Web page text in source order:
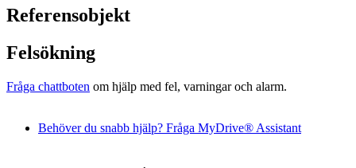
Referensobjekt
Felsökning
Fråga chattboten om hjälp med fel, varningar och alarm.
Behöver du snabb hjälp? Fråga MyDrive® Assistant